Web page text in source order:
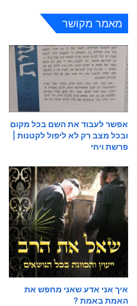
מאמר מקושר
אפשר לעבוד את השם בכל מקום
ובכל מצב רק לא ליפול לקטנות |
פרשת ויחי
איך אני אדע שאני מחפש את
האמת באמת ?